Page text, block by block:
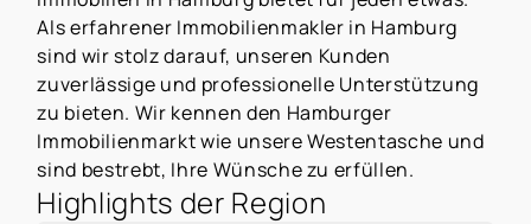
Als erfahrener Immobilienmakler in Hamburg
sind wir stolz darauf, unseren Kunden
zuverlässige und professionelle Unterstützung
zu bieten. Wir kennen den Hamburger
Immobilienmarkt wie unsere Westentasche und
sind bestrebt, Ihre Wünsche zu erfüllen.
Highlights der Region